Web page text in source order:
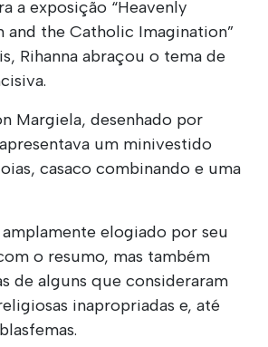
a exposição “Heavenly
and the Catholic Imagination”
Rihanna abraçou o tema de
Margiela, desenhado por
um minivestido
casaco combinando e uma
elogiado por seu
o resumo, mas também
de alguns que consideraram
inapropriadas e, até